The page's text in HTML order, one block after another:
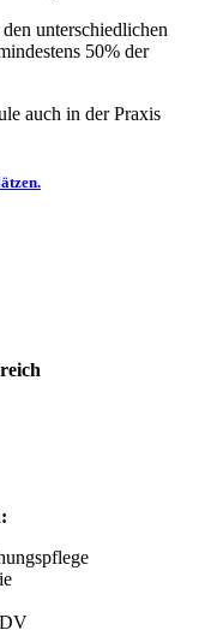
unterschiedlichen
50% der
auch in der Praxis